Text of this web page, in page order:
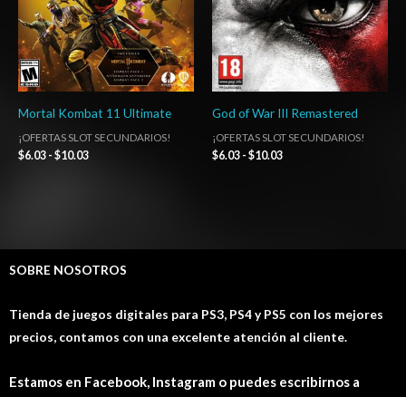
Mortal Kombat 11 Ultimate
¡OFERTAS SLOT SECUNDARIOS!
$6.03 - $10.03
God of War III Remastered
¡OFERTAS SLOT SECUNDARIOS!
$6.03 - $10.03
SOBRE NOSOTROS
Tienda de juegos digitales para PS3, PS4 y PS5 con los mejores
precios, contamos con una excelente atención al cliente.
Estamos en Facebook, Instagram o puedes escribirnos a